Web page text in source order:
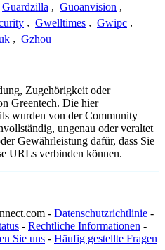
Guardzilla , Guoanvision ,
, Gwelltimes , Gwipc ,
, Gzhou
Zugehörigkeit oder
Greentech. Die hier
wurden von der Community
ungenau oder veraltet
Gewährleistung dafür, dass Sie
URLs verbinden können.
- Datenschutzrichtlinie -
- Rechtliche Informationen -
Sie uns - Häufig gestellte Fragen